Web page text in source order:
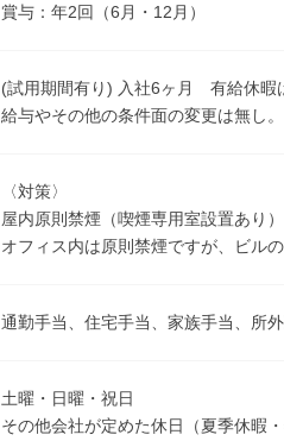
賞与：年2回（6月・12月）
(試用期間有り) 入社6ヶ月 有給休暇
給与やその他の条件面の変更は無し。
〈対策〉
屋内原則禁煙（喫煙専用室設置あり）
オフィス内は原則禁煙ですが、ビル
通勤手当、住宅手当、家族手当、所
土曜・日曜・祝日
その他会社が定めた休日（夏季休暇・